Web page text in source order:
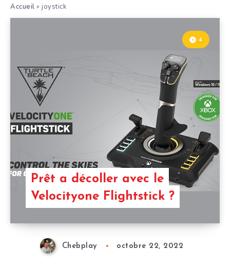
Accueil » joystick
Prêt a décoller avec le
Velocityone Flightstick ?
4
Chebplay octobre 22, 2022